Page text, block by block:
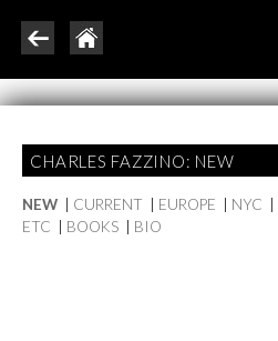
CHARLES FAZZINO: NEW
NEW CURRENT EUROPE NYC
ETC
BOOKS BIO